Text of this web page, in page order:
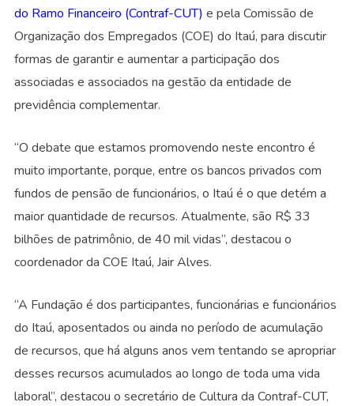
do Ramo Financeiro (Contraf-CUT) e pela Comissão de
Organização dos Empregados (COE) do Itaú, para discutir
formas de garantir e aumentar a participação dos
associadas e associados na gestão da entidade de
previdência complementar.
“O debate que estamos promovendo neste encontro é
muito importante, porque, entre os bancos privados com
fundos de pensão de funcionários, o Itaú é o que detém a
maior quantidade de recursos. Atualmente, são R$ 33
bilhões de patrimônio, de 40 mil vidas”, destacou o
coordenador da COE Itaú, Jair Alves.
“A Fundação é dos participantes, funcionárias e funcionários
do Itaú, aposentados ou ainda no período de acumulação
de recursos, que há alguns anos vem tentando se apropriar
desses recursos acumulados ao longo de toda uma vida
laboral”, destacou o secretário de Cultura da Contraf-CUT,